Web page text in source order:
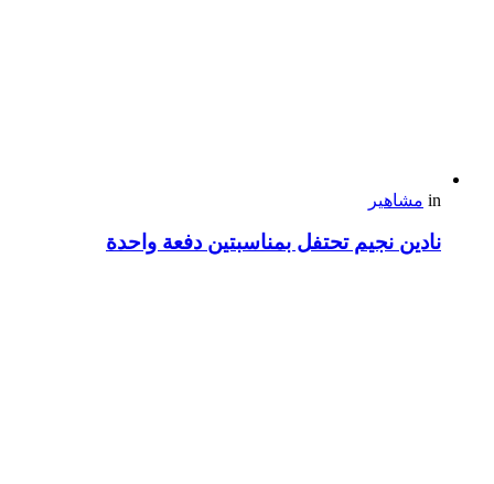
in مشاهير
نادين نجيم تحتفل بمناسبتين دفعة واحدة